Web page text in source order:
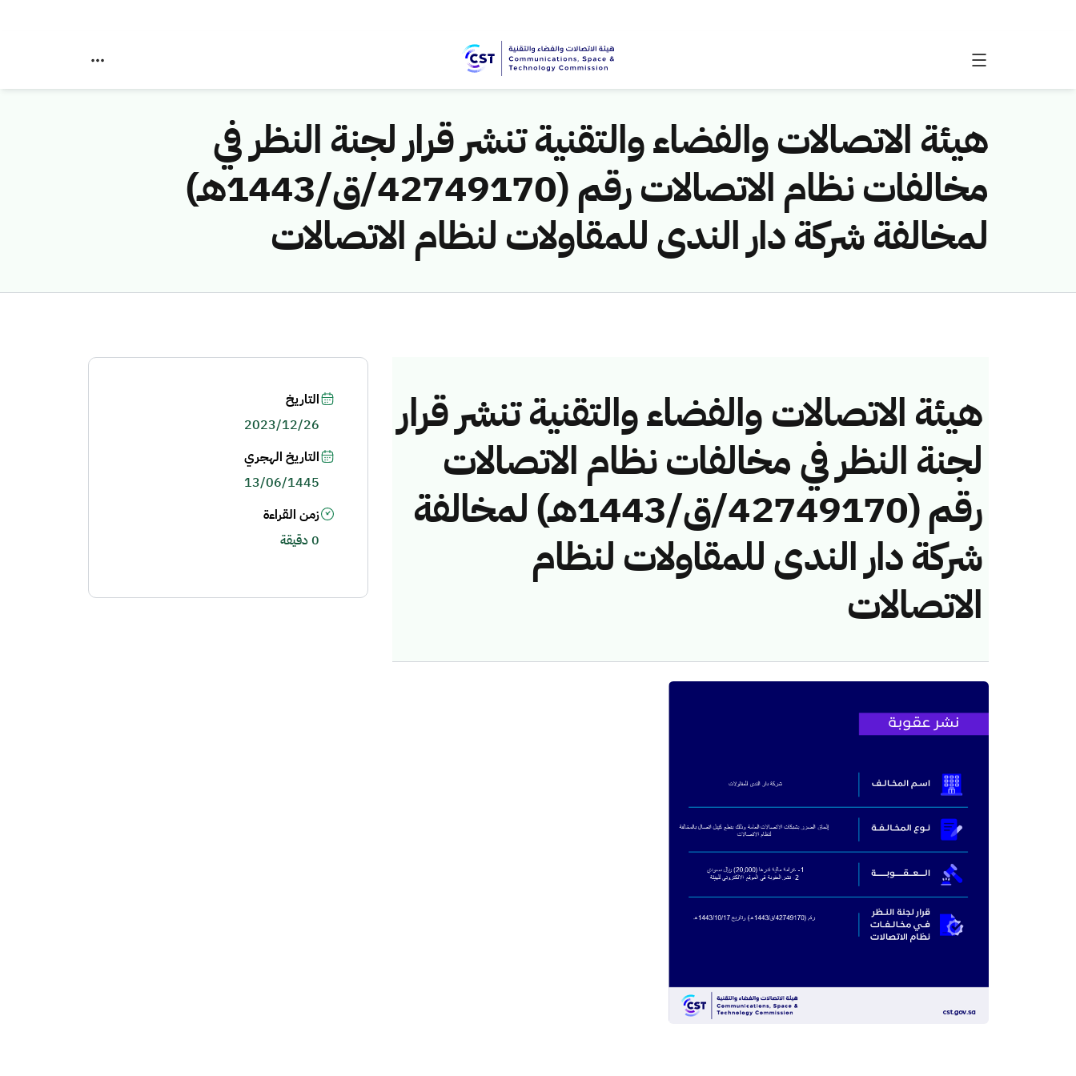
هيئة الاتصالات والفضاء والتقنية تنشر قرار لجنة النظر في
مخالفات نظام الاتصالات رقم (42749170/ق/1443هـ)
لمخالفة شركة دار الندى للمقاولات لنظام الاتصالات
هيئة الاتصالات والفضاء والتقنية تنشر قرار
لجنة النظر في مخالفات نظام الاتصالات
رقم (42749170/ق/1443هـ) لمخالفة
شركة دار الندى للمقاولات لنظام
الاتصالات
التاريخ
2023/12/26
التاريخ الهجري
13/06/1445
زمن القراءة
0 دقيقة